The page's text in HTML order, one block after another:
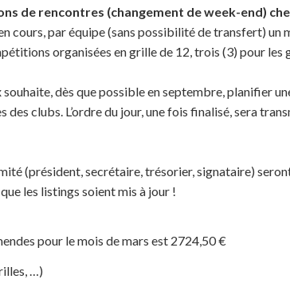
de rencontres (changement de week-end)
cours, par équipe (sans possibilité de transfert) un
organisées en grille de 12, trois (3) pour les
dès que possible en septembre, planifier
clubs. L’ordre du jour, une fois finalisé, sera
(président, secrétaire, trésorier, signataire)
les listings soient mis à jour !
pour le mois de mars est 2724,50 €
…)